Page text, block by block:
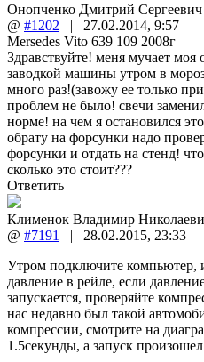
Онопченко Дмитрий Сергеевич
@ #1202 | 27.02.2014, 9:57
Mersedes Vito 639 109 2008г
Здравствуйте! меня мучает моя
заводкой машины утром в
много раз!(завожу ее только
проблем не было! свечи
норме! на чем я остановился
обрату на форсунки надо
форсунки и отдать на стенд!
сколько это стоит???
Ответить
Клименок Владимир
@ #7191 | 28.02.2015, 23:33
Утром подключите компьютер,
давление в рейле, если
запускается, проверяйте
нас недавно был такой
компрессии, смотрите на
1.5секунды, а запуск